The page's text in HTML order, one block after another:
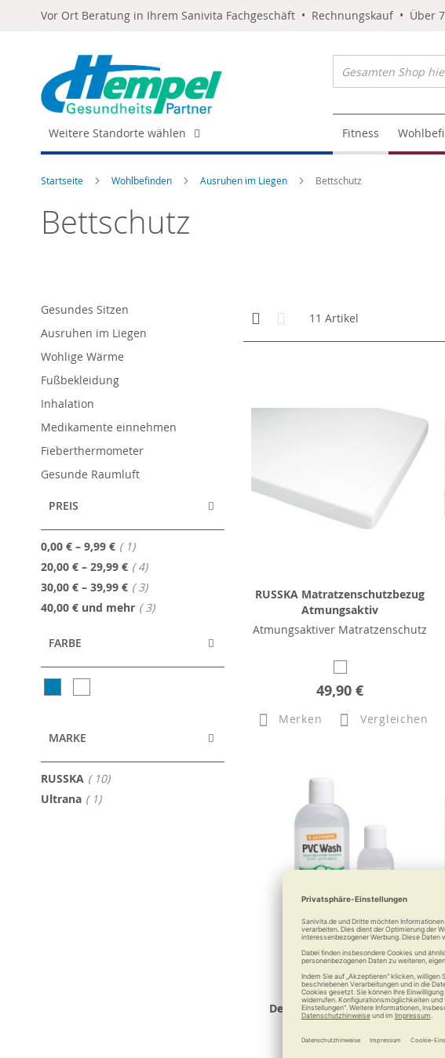
Vor Ort Beratung in Ihrem Sanivita Fachgeschäft • Rechnungskauf • Über
Weitere Standorte wählen Fitness
Startseite Wohlbefinden Ausruhen im Liegen Bettschutz
Bettschutz
Anzeigen
als
Kachelansicht
11 Artikel
RUSSKA Matratzenschutzbezug
Atmungsaktiv
Atmungsaktiver Matratzenschutz
49,90 €
Merken Vergleichen
Ultrana PVC Wash
Desinfektionswaschmittel
Gesundes Sitzen
Ausruhen im Liegen
Wohlige Wärme
Fußbekleidung
Inhalation
Medikamente einnehmen
Fieberthermometer
Gesunde Raumluft
PREIS
0,00 € – 9,99 € 1Artikel
20,00 € – 29,99 € 4Artikel
30,00 € – 39,99 € 3Artikel
40,00 € und mehr 3Artikel
FARBE
MARKE
RUSSKA 10Artikel
Ultrana 1Artikel